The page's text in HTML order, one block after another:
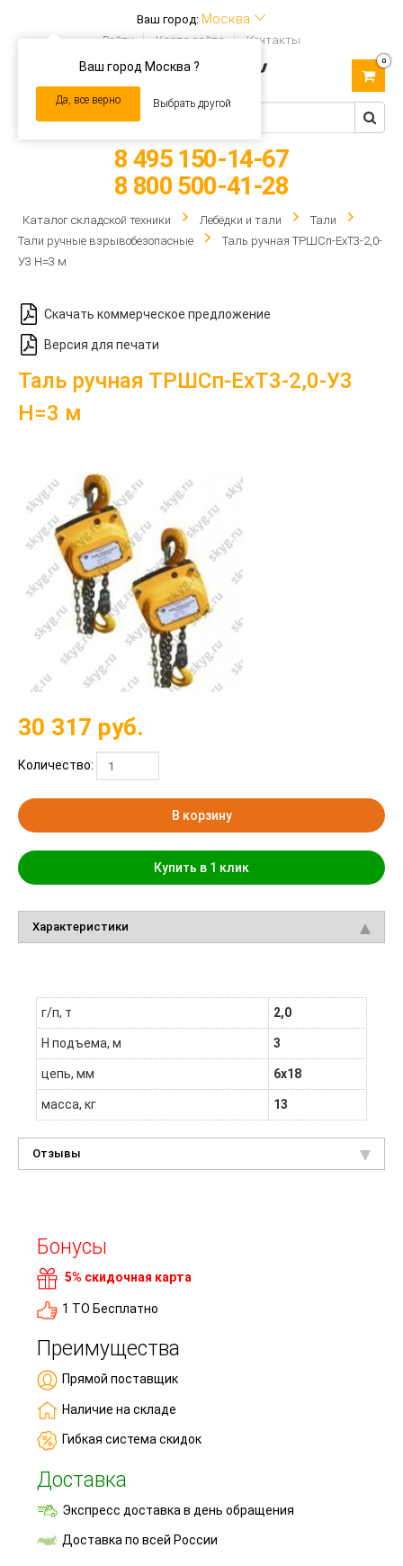
Ваш город: Москва
Ваш город Москва ?
Да, все верно Выбрать другой
Войти Карта сайта Контакты
navigation
0
8 495 150-14-67
8 800 500-41-28
Каталог складской техники Лебёдки и тали
Тали
Тали ручные взрывобезопасные
Таль ручная ТРШCп-ЕхТ3-2,0-
У3 Н=3 м
Скачать коммерческое предложение
Версия для печати
Таль ручная ТРШCп-ЕхТ3-2,0-У3
Н=3 м
30 317 руб.
Количество:
В корзину
Купить в 1 клик
Характеристики
г/п, т 2,0
H подъема, м 3
цепь, мм 6x18
масса, кг 13
Отзывы
Бонусы
5% скидочная карта
1 ТО Бесплатно
Преимущества
Прямой поставщик
Наличие на складе
Гибкая система скидок
Доставка
Экспресс доставка в день обращения
Доставка по всей России